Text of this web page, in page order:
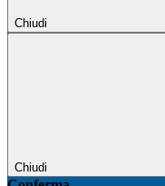
Chiudi
Chiudi